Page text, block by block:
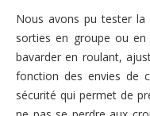
Nous avons pu tester
sorties en groupe ou en
bavarder en roulant,
fonction des envies de
sécurité qui permet de